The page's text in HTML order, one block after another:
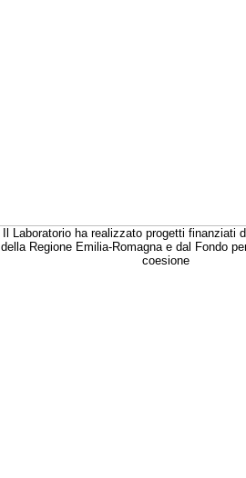
Il Laboratorio ha realizzato progetti finanziati
della Regione Emilia-Romagna e dal Fondo
coesione